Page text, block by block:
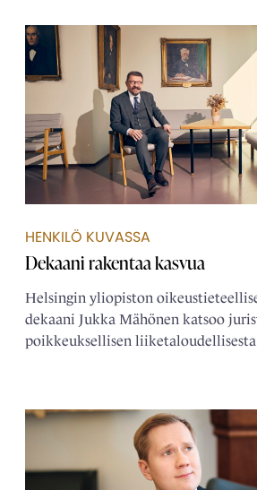
HENKILÖ KUVASSA
Dekaani rakentaa kasvua
Helsingin yliopiston
dekaani Jukka Mähönen katsoo
poikkeuksellisen